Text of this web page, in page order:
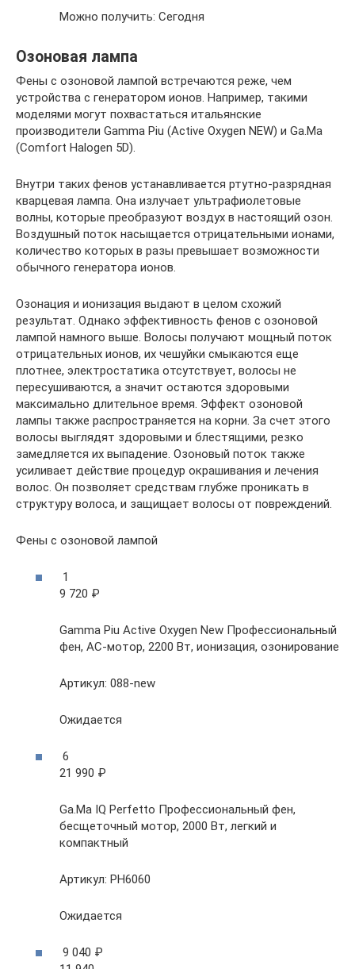
Можно получить: Сегодня
Озоновая лампа
Фены с озоновой лампой встречаются реже, чем
устройства с генератором ионов. Например, такими
моделями могут похвастаться итальянские
производители Gamma Piu (Active Oxygen NEW) и Ga.Ma
(Comfort Halogen 5D).
Внутри таких фенов устанавливается ртутно-разрядная
кварцевая лампа. Она излучает ультрафиолетовые
волны, которые преобразуют воздух в настоящий озон.
Воздушный поток насыщается отрицательными ионами,
количество которых в разы превышает возможности
обычного генератора ионов.
Озонация и ионизация выдают в целом схожий
результат. Однако эффективность фенов с озоновой
лампой намного выше. Волосы получают мощный поток
отрицательных ионов, их чешуйки смыкаются еще
плотнее, электростатика отсутствует, волосы не
пересушиваются, а значит остаются здоровыми
максимально длительное время. Эффект озоновой
лампы также распространяется на корни. За счет этого
волосы выглядят здоровыми и блестящими, резко
замедляется их выпадение. Озоновый поток также
усиливает действие процедур окрашивания и лечения
волос. Он позволяет средствам глубже проникать в
структуру волоса, и защищает волосы от повреждений.
Фены с озоновой лампой
1
9 720 ₽
Gamma Piu Active Oxygen New Профессиональный
фен, AC-мотор, 2200 Вт, ионизация, озонирование
Артикул: 088-new
Ожидается
6
21 990 ₽
Ga.Ma IQ Perfetto Профессиональный фен,
бесщеточный мотор, 2000 Вт, легкий и
компактный
Артикул: PH6060
Ожидается
9 040 ₽